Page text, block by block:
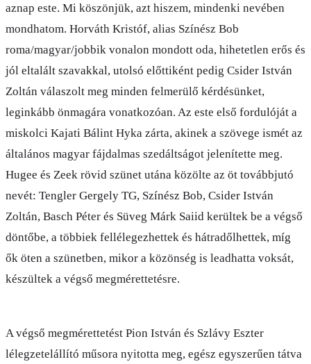
aznap este. Mi köszönjük, azt hiszem, mindenki nevében
mondhatom. Horváth Kristóf, alias Színész Bob
roma/magyar/jobbik vonalon mondott oda, hihetetlen erős és
jól eltalált szavakkal, utolsó előttiként pedig Csider István
Zoltán válaszolt meg minden felmerülő kérdésünket,
leginkább önmagára vonatkozóan. Az este első fordulóját a
miskolci Kajati Bálint Hyka zárta, akinek a szövege ismét az
általános magyar fájdalmas szedáltságot jelenítette meg.
Hugee és Zeek rövid szünet utána közölte az öt továbbjutó
nevét: Tengler Gergely TG, Színész Bob, Csider István
Zoltán, Basch Péter és Süveg Márk Saiid kerültek be a végső
döntőbe, a többiek fellélegezhettek és hátradőlhettek, míg
ők öten a szünetben, mikor a közönség is leadhatta voksát,
készültek a végső megmérettetésre.
A végső megmérettetést Pion István és Szlávy Eszter
lélegzetelállító műsora nyitotta meg, egész egyszerűen tátva